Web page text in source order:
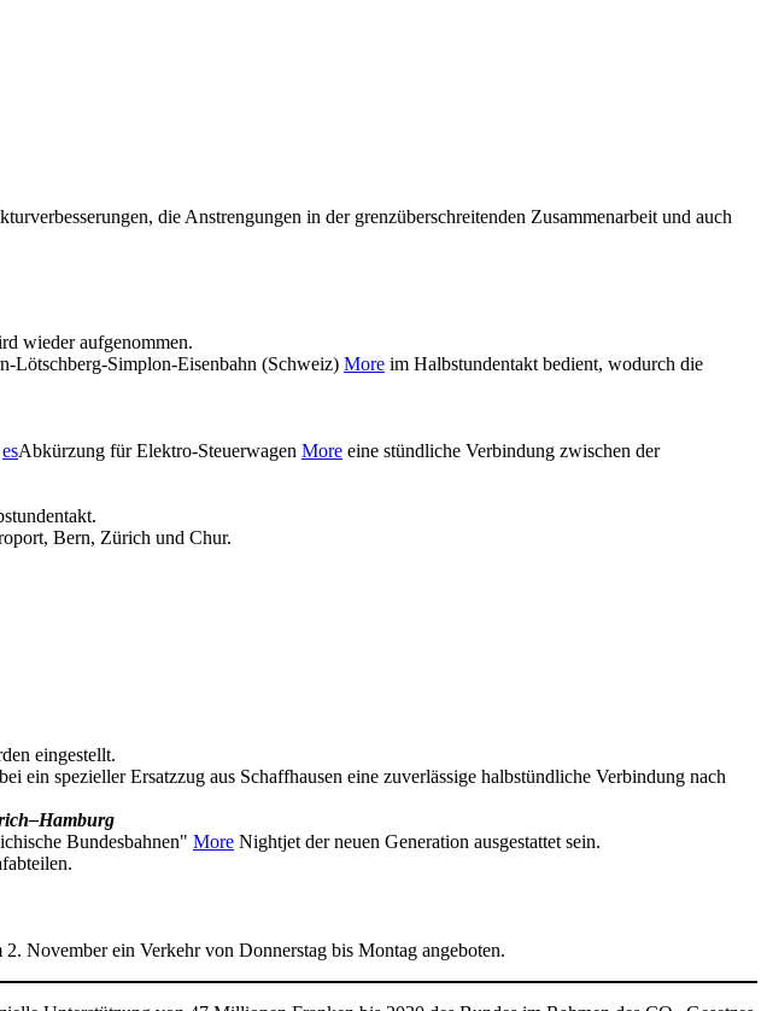
die Anstrengungen in der grenzüberschreitenden Zusammenarbeit und auch
wieder aufgenommen.
Lötschberg-Simplon-Eisenbahn (Schweiz) More im Halbstundentakt bedient, wodurch die
esAbkürzung für Elektro-Steuerwagen More eine stündliche Verbindung zwischen der
Bern, Zürich und Chur.
eingestellt.
spezieller Ersatzzug aus Schaffhausen eine zuverlässige halbstündliche Verbindung nach
Bundesbahnen" More Nightjet der neuen Generation ausgestattet sein.
November ein Verkehr von Donnerstag bis Montag angeboten.